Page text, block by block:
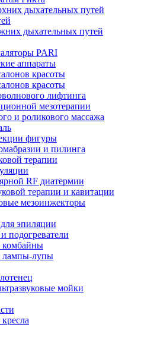
дыхательных путей
дыхательных путей
PARI
аппараты
красоты
красоты
лифтинга
мезотерапии
и роликового массажа
фигуры
и пилинга
терапии
RF диатермии
терапии и кавитации
мезоинжекторы
эпиляции
подогреватели
комбайны
лампы-лупы
мойки